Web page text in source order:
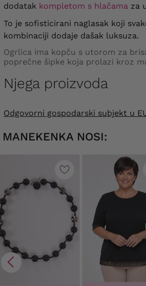
dodatak kompletom s hlačama za
To je sofisticirani naglasak koji
kombinaciji dodaje dašak luksuza.
Ogrlica ima kopču s utorom za
poprečne šipke koja prolazi kroz
Njega proizvoda
Odgovorni gospodarski subjekt u
MANEKENKA NOSI: